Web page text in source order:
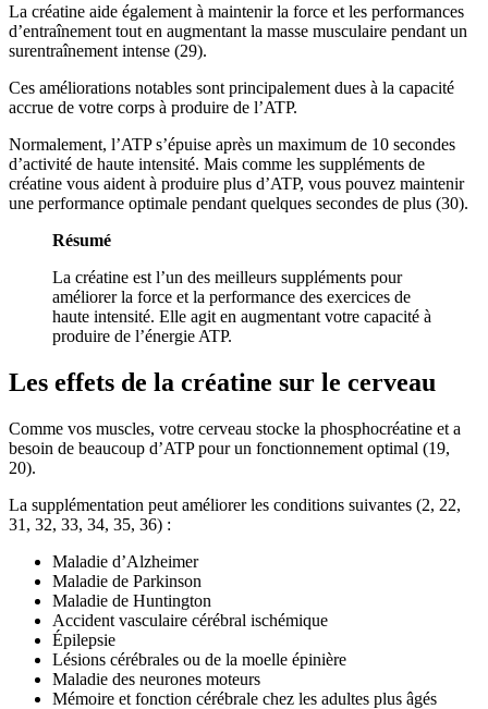
La créatine aide également à maintenir la force et les performances
d’entraînement tout en augmentant la masse musculaire pendant un
surentraînement intense (29).
Ces améliorations notables sont principalement dues à la capacité
accrue de votre corps à produire de l’ATP.
Normalement, l’ATP s’épuise après un maximum de 10 secondes
d’activité de haute intensité. Mais comme les suppléments de
créatine vous aident à produire plus d’ATP, vous pouvez maintenir
une performance optimale pendant quelques secondes de plus (30).
Résumé
La créatine est l’un des meilleurs suppléments pour
améliorer la force et la performance des exercices de
haute intensité. Elle agit en augmentant votre capacité à
produire de l’énergie ATP.
Les effets de la créatine sur le cerveau
Comme vos muscles, votre cerveau stocke la phosphocréatine et a
besoin de beaucoup d’ATP pour un fonctionnement optimal (19,
20).
La supplémentation peut améliorer les conditions suivantes (2, 22,
31, 32, 33, 34, 35, 36) :
Maladie d’Alzheimer
Maladie de Parkinson
Maladie de Huntington
Accident vasculaire cérébral ischémique
Épilepsie
Lésions cérébrales ou de la moelle épinière
Maladie des neurones moteurs
Mémoire et fonction cérébrale chez les adultes plus âgés